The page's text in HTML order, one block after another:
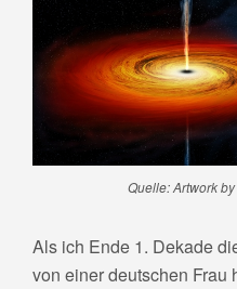
Quelle: Artwork
Als ich Ende 1. Dekade
von einer deutschen Frau